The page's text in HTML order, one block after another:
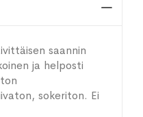
saannin
ja helposti
sokeriton. Ei